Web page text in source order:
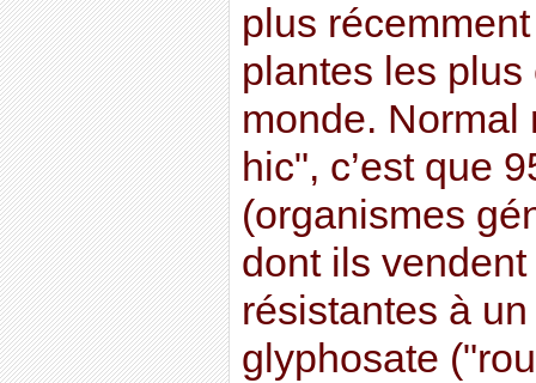
plus
plantes les
monde. Normal
hic", c’est que
(organismes
dont ils
résistantes à
glyphosate